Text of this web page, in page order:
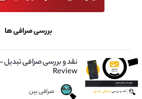
بررسی صرافی ها
Review
صرافی بین